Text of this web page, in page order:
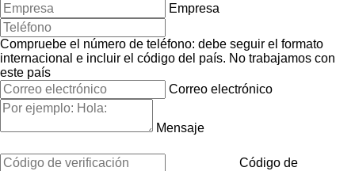
Empresa
Compruebe el número de teléfono: debe seguir el formato
internacional e incluir el código del país. No trabajamos con
este país
Correo electrónico
Mensaje
Código de